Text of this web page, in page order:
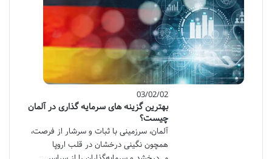
03/02/02
بهترین گزینه های سرمایه گذاری در آلمان
چیست؟
آلمان، سرزمینی با ثبات و سرشار از فرصت،
همچون نگینی درخشان در قلب اروپا